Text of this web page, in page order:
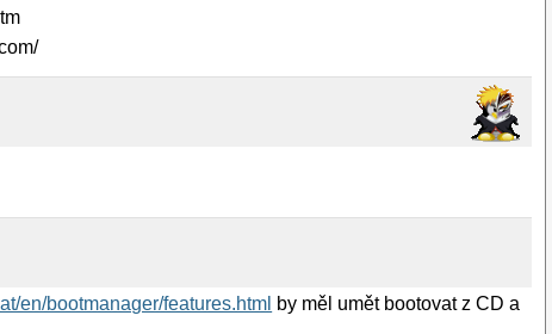
en/bootmanager/features.html by měl umět bootovat z CD a